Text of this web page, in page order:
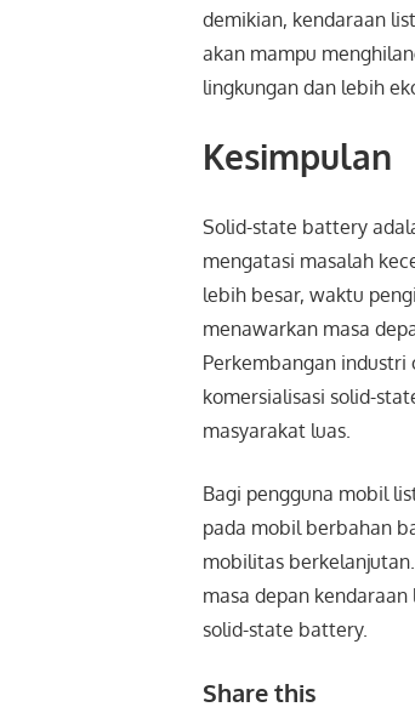
demikian, kendaraan
akan mampu
lingkungan dan lebih
Kesimpulan
Solid-state battery
mengatasi masalah
lebih besar, waktu
menawarkan masa
Perkembangan
komersialisasi solid-
masyarakat luas.
Bagi pengguna mobil
pada mobil berbahan
mobilitas
masa depan
solid-state battery.
Share this